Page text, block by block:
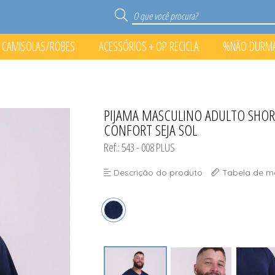
TODOS DE PIJAMAS
CAMISOLAS/ROBES
TODOS DE CAMISOLAS/
ACESSÓRIOS + OP RECICLA
TODOS DE ACESSÓRIOS +
%NÃO
TODOS DE %NÃO DURMA
PIJAMA MASCULINO ADULTO
CONFORT SEJA SOL
Ref.: 543 - 008 PLUS
Descrição do produto Tabela de